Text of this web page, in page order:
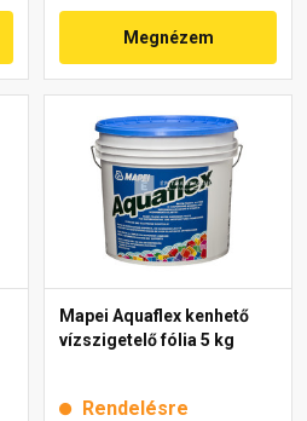
Megnézem
Mapei Aquaflex kenhető
vízszigetelő fólia 5 kg
Rendelésre